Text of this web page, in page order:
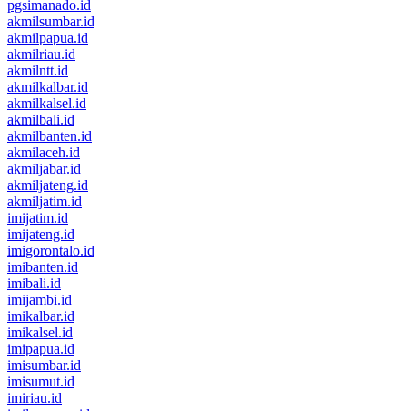
pgsimanado.id
akmilsumbar.id
akmilpapua.id
akmilriau.id
akmilntt.id
akmilkalbar.id
akmilkalsel.id
akmilbali.id
akmilbanten.id
akmilaceh.id
akmiljabar.id
akmiljateng.id
akmiljatim.id
imijatim.id
imijateng.id
imigorontalo.id
imibanten.id
imibali.id
imijambi.id
imikalbar.id
imikalsel.id
imipapua.id
imisumbar.id
imisumut.id
imiriau.id